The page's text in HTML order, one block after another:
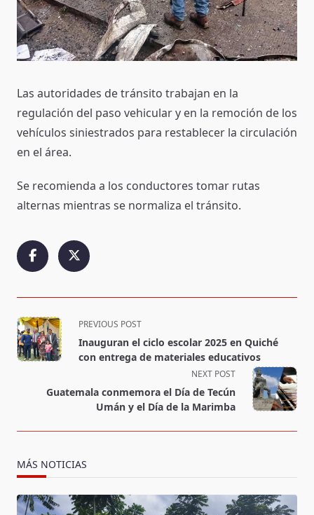
Las autoridades de tránsito trabajan en la
regulación del paso vehicular y en la remoción de los
vehículos siniestrados para restablecer la circulación
en el área.
Se recomienda a los conductores tomar rutas
alternas mientras se normaliza el tránsito.
<span
class="nav-
subtitle
reader-
text">Page</span>
PREVIOUS POST
Inauguran el ciclo escolar 2025 en Quiché
con entrega de materiales educativos
NEXT POST
Guatemala conmemora el Día de Tecún
Umán y el Día de la Marimba
MÁS NOTICIAS